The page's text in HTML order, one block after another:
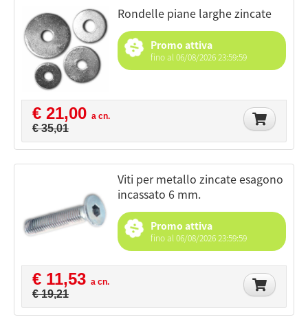
rondelle piane larghe zincate
Promo attiva
fino al 06/08/2026 23:59:59
€ 21,00 a cn.
€ 35,01
viti per metallo zincate esagono
incassato 6 mm.
Promo attiva
fino al 06/08/2026 23:59:59
€ 11,53 a cn.
€ 19,21